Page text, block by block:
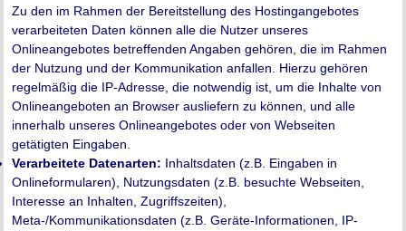
Zu den im Rahmen der Bereitstellung des Hostingangebotes
verarbeiteten Daten können alle die Nutzer unseres
Onlineangebotes betreffenden Angaben gehören, die im Rahmen
der Nutzung und der Kommunikation anfallen. Hierzu gehören
regelmäßig die IP-Adresse, die notwendig ist, um die Inhalte von
Onlineangeboten an Browser ausliefern zu können, und alle
innerhalb unseres Onlineangebotes oder von Webseiten
getätigten Eingaben.
Verarbeitete Datenarten: Inhaltsdaten (z.B. Eingaben in
Onlineformularen), Nutzungsdaten (z.B. besuchte Webseiten,
Interesse an Inhalten, Zugriffszeiten),
Meta-/Kommunikationsdaten (z.B. Geräte-Informationen, IP-